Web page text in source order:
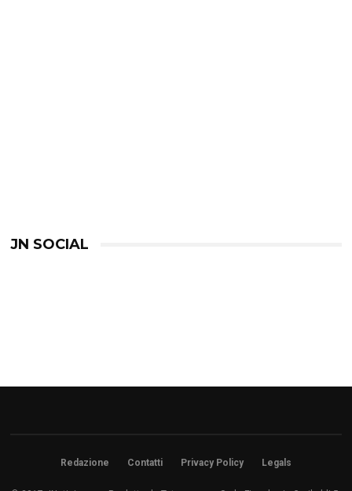
JN SOCIAL
Redazione Contatti Privacy Policy Legals